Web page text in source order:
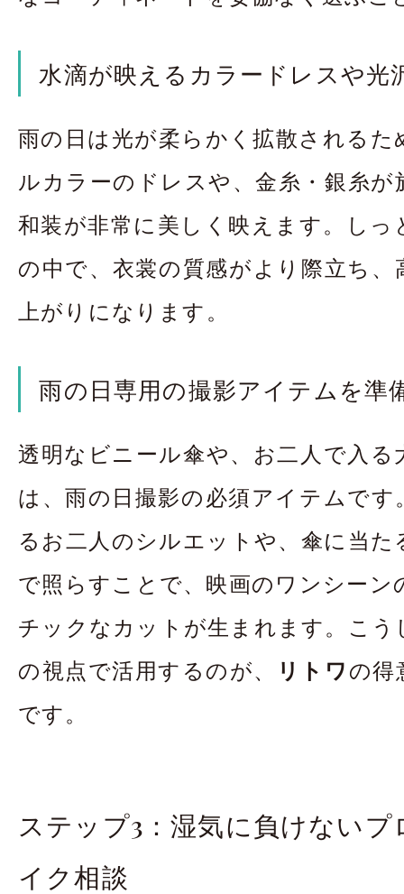
水滴が映えるカラードレスや光
雨の日は光が柔らかく拡散されるた
ルカラーのドレスや、金糸・銀糸が
和装が非常に美しく映えます。しっ
の中で、衣裳の質感がより際立ち、
上がりになります。
雨の日専用の撮影アイテムを準
透明なビニール傘や、お二人で入る
は、雨の日撮影の必須アイテムです
るお二人のシルエットや、傘に当
で照らすことで、映画のワンシーン
チックなカットが生まれます。こう
の視点で活用するのが、
リトワの得
です。
ステップ3：湿気に負けない
イク相談